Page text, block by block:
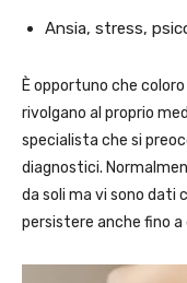
Ansia, stress,
È opportuno che
rivolgano al proprio
specialista che si
diagnostici.
da soli ma vi sono dati
persistere anche fino